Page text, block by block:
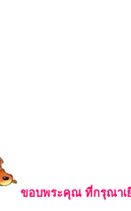
ขอบพระคุณ ที่กรุณาเ